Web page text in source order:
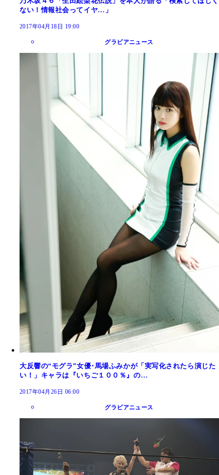
ない！情報社会ってイヤ…」
2017年04月18日 19:00
グラビアニュース
大反響の“モグラ”女優･馬場ふみかが「実写化されたら演じた
い！」キャラは『いちご１００％』の…
2017年04月26日 06:00
グラビアニュース